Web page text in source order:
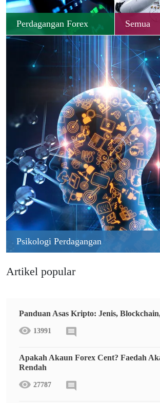
Perdagangan Forex Semua
Psikologi Perdagangan
Artikel popular
Panduan Asas Kripto: Jenis,
13991
Apakah Akaun Forex Cent? Faedah
Rendah
27787